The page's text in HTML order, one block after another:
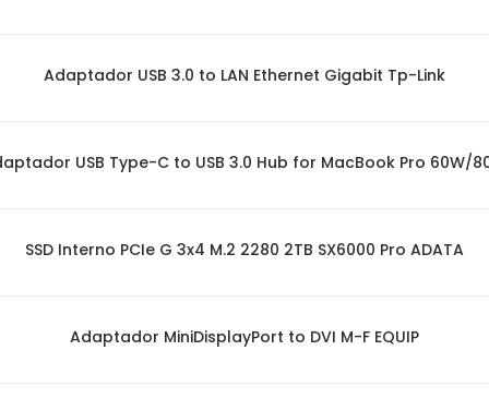
Adaptador USB 3.0 to LAN Ethernet Gigabit Tp-Link
USB Type-C to USB 3.0 Hub for MacBook Pro 60W/
SSD Interno PCIe G 3x4 M.2 2280 2TB SX6000 Pro ADATA
Adaptador MiniDisplayPort to DVI M-F EQUIP